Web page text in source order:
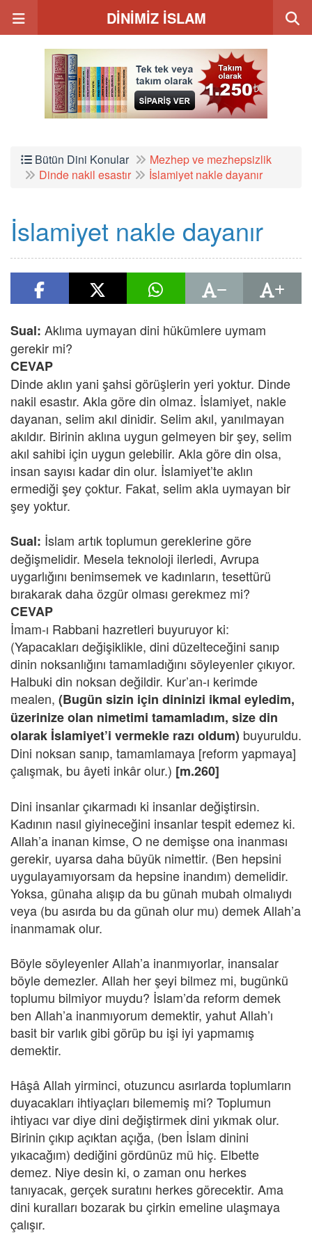
DİNİMİZ İSLAM
Bütün Dini Konular
Mezhep ve mezhepsizlik
Dinde nakil esastır
İslamiyet nakle dayanır
İslamiyet nakle dayanır
Sual: Aklıma uymayan dini hükümlere uymam
gerekir mi?
CEVAP
Dinde aklın yani şahsi görüşlerin yeri yoktur. Dinde
nakil esastır. Akla göre din olmaz. İslamiyet, nakle
dayanan, selim akıl dinidir. Selim akıl, yanılmayan
akıldır. Birinin aklına uygun gelmeyen bir şey, selim
akıl sahibi için uygun gelebilir. Akla göre din olsa,
insan sayısı kadar din olur. İslamiyet’te aklın
ermediği şey çoktur. Fakat, selim akla uymayan bir
şey yoktur.
Sual: İslam artık toplumun gereklerine göre
değişmelidir. Mesela teknoloji ilerledi, Avrupa
uygarlığını benimsemek ve kadınların, tesettürü
bırakarak daha özgür olması gerekmez mi?
CEVAP
İmam-ı Rabbani hazretleri buyuruyor ki:
(Yapacakları değişiklikle, dini düzelteceğini sanıp
dinin noksanlığını tamamladığını söyleyenler çıkıyor.
Halbuki din noksan değildir. Kur’an-ı kerimde
mealen, (Bugün sizin için dininizi ikmal eyledim,
üzerinize olan nimetimi tamamladım, size din
olarak İslamiyet’i vermekle razı oldum) buyuruldu.
Dini noksan sanıp, tamamlamaya [reform yapmaya]
çalışmak, bu âyeti inkâr olur.) [m.260]
Dini insanlar çıkarmadı ki insanlar değiştirsin.
Kadının nasıl giyineceğini insanlar tespit edemez ki.
Allah’a inanan kimse, O ne demişse ona inanması
gerekir, uyarsa daha büyük nimettir. (Ben hepsini
uygulayamıyorsam da hepsine inandım) demelidir.
Yoksa, günaha alışıp da bu günah mubah olmalıydı
veya (bu asırda bu da günah olur mu) demek Allah’a
inanmamak olur.
Böyle söyleyenler Allah’a inanmıyorlar, inansalar
böyle demezler. Allah her şeyi bilmez mi, bugünkü
toplumu bilmiyor muydu? İslam’da reform demek
ben Allah’a inanmıyorum demektir, yahut Allah’ı
basit bir varlık gibi görüp bu işi iyi yapmamış
demektir.
Hâşâ Allah yirminci, otuzuncu asırlarda toplumların
duyacakları ihtiyaçları bilememiş mi? Toplumun
ihtiyacı var diye dini değiştirmek dini yıkmak olur.
Birinin çıkıp açıktan açığa, (ben İslam dinini
yıkacağım) dediğini gördünüz mü hiç. Elbette
demez. Niye desin ki, o zaman onu herkes
tanıyacak, gerçek suratını herkes görecektir. Ama
dini kuralları bozarak bu çirkin emeline ulaşmaya
çalışır.